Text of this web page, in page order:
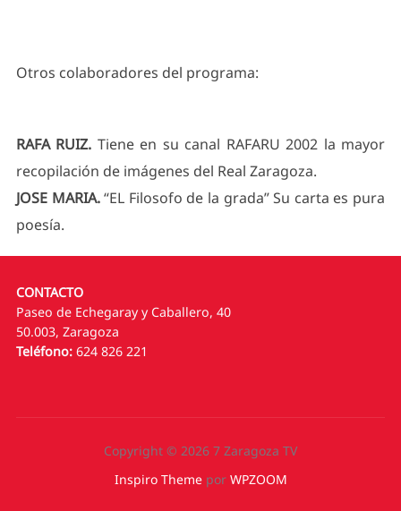
Otros colaboradores del programa:
RAFA RUIZ. Tiene en su canal RAFARU 2002 la mayor
recopilación de imágenes del Real Zaragoza.
JOSE MARIA.“EL Filosofo de la grada” Su carta es pura
poesía.
CONTACTO
Paseo de Echegaray y Caballero, 40
50.003, Zaragoza
Teléfono:624 826 221
Copyright © 2026 7 Zaragoza TV
Inspiro Themepor WPZOOM